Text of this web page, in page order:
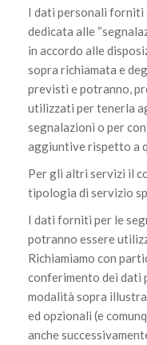
I dati personali forniti
dedicata alle
in accordo alle
sopra richiamata e
previsti e potranno,
utilizzati per tenerla
segnalazioni o per
aggiuntive rispetto a
Per gli altri servizi il
tipologia di servizio
I dati forniti per le
potranno essere
Richiamiamo con
conferimento dei dati
modalità sopra
ed opzionali (e
anche